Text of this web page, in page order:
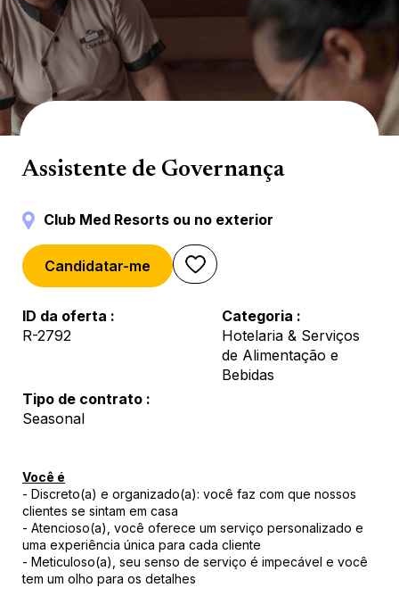
Governança
Assistente de Governança
Club Med Resorts ou no exterior
Candidatar-me
ID da oferta
R-2792
Categoria
Hotelaria & Serviços
de Alimentação e
Bebidas
Tipo de contrato
Seasonal
Você é
- Discreto(a) e organizado(a): você faz com que nossos
clientes se sintam em casa
- Atencioso(a), você oferece um serviço personalizado e
uma experiência única para cada cliente
- Meticuloso(a), seu senso de serviço é impecável e você
tem um olho para os detalhes